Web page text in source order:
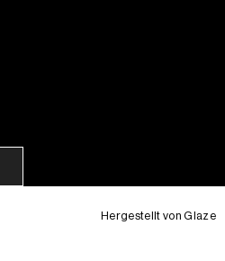
Hergestellt vonGlaze